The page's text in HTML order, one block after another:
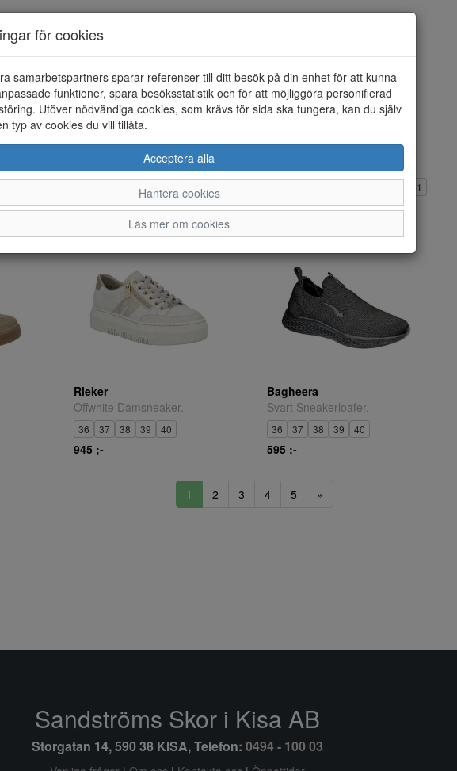
Rock Spring
Marinblå Damloafer.
39 40
645 ;-
Merrell
41
995 ;-
Rieker
Offwhite Damsneaker.
36 37 38 39 40
945 ;-
Bagheera
Svart Sneakerloafer.
36 37 38 39 40
595 ;-
1 2 3 4 5 »
för cookies
samarbetspartners sparar referenser till ditt besök på din enhet för att kunna
funktioner, spara besöksstatistik och för att möjliggöra personifierad
Utöver nödvändiga cookies, som krävs för sida ska fungera, kan du själv
typ av cookies du vill tillåta.
Acceptera alla
Hantera cookies
Läs mer om cookies
Sandströms Skor i Kisa AB
Storgatan 14, 590 38 KISA, Telefon: 0494 - 100 03